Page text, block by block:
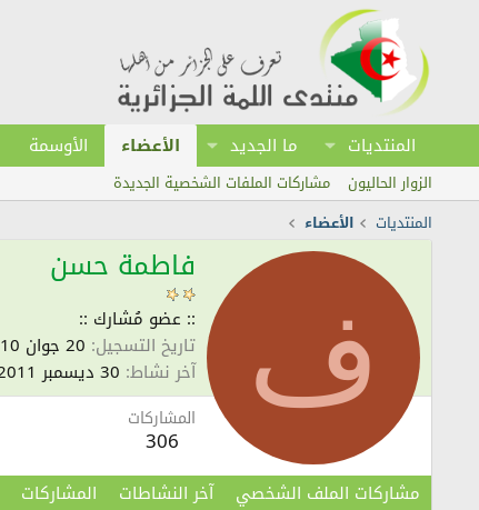
المنتديات ما الجديد الأعضاء الأوسمة
الزوار الحاليون
مشاركات الملفات الشخصية الجديدة
المنتديات
الأعضاء
ف
فاطمة حسن
:: عضو مُشارك ::
تاريخ التسجيل 20 جوان 2010
آخر نشاط 30 ديسمبر 2011
المشاركات
306
مشاركات الملف الشخصي آخر النشاطات المشاركات